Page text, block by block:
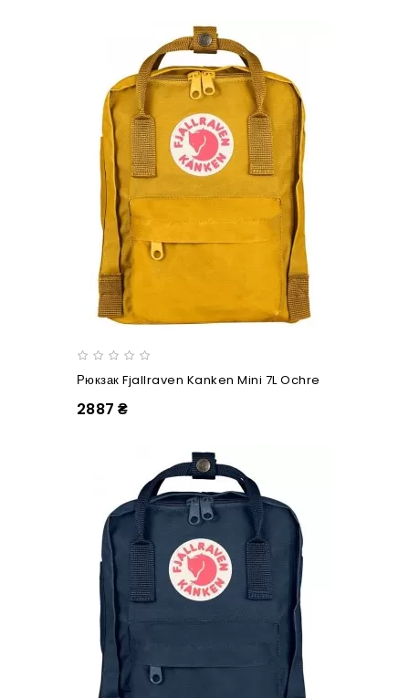
Рюкзак Fjallraven Kanken Mini 7L Ochre
2887 ₴